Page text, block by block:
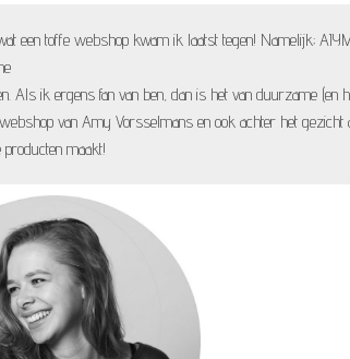
een toffe webshop kwam ik laatst tegen! Namelijk;
Als ik ergens fan van ben, dan is het van duurzame
van Amy Vorsselmans en ook achter het
producten maakt!